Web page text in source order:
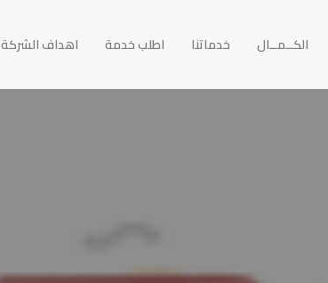
الكــمــال خدماتنا اطلب خدمة اهداف الشركة